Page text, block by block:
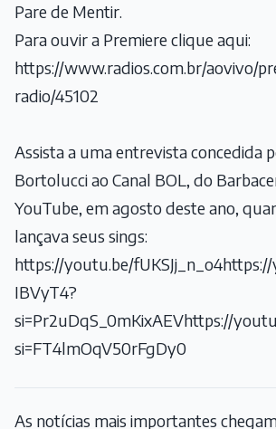
Pare de Mentir.
Para ouvir a Premiere clique aqui:
https://www.radios.com.br/aovivo/
radio/45102
Assista a uma entrevista concedida
Bortolucci ao Canal BOL, do
YouTube, em agosto deste ano,
lançava seus sings:
https://youtu.be/
IBVyT4?
si=Pr2uDqS_0mKixAEVhttps://
si=FT4lmOqV50rFgDy0
As notícias mais importantes